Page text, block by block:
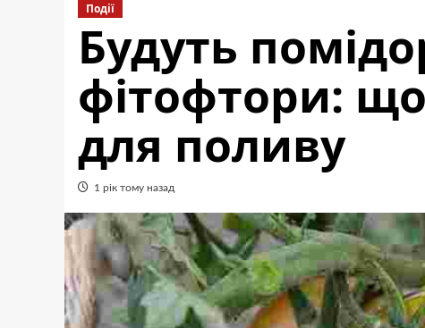
Події
Будуть
фітофтори:
для поливу
1 рік тому назад